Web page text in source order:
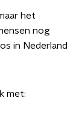
het
nog
in Nederland
met: